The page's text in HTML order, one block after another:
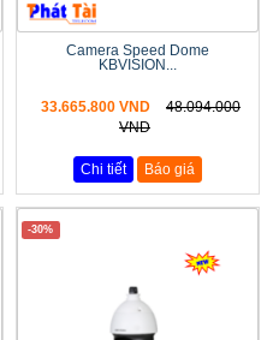
Camera Speed Dome
KBVISION...
33.665.800 VND
48.094.000
VND
Chi tiết Báo giá
-30%